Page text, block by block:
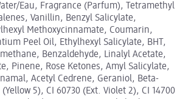
Eau, Fragrance (Parfum), Tetramethyl
Vanillin, Benzyl Salicylate,
Methoxycinnamate, Coumarin,
Peel Oil, Ethylhexyl Salicylate, BHT,
Benzaldehyde, Linalyl Acetate,
Pinene, Rose Ketones, Amyl Salicylate,
Acetyl Cedrene, Geraniol, Beta-
5), CI 60730 (Ext. Violet 2), CI 14700